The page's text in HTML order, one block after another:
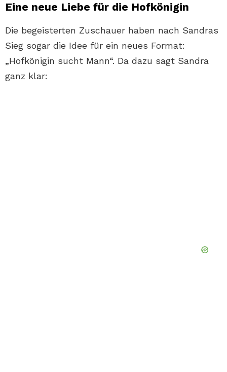
Eine neue Liebe für die Hofkönigin
Die begeisterten Zuschauer haben nach Sandras
Sieg sogar die Idee für ein neues Format:
„Hofkönigin sucht Mann“. Da dazu sagt Sandra
ganz klar: